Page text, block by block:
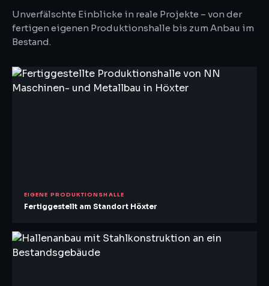
Unverfälschte Einblicke in reale Projekte – von der
fertigen eigenen Produktionshalle bis zum Anbau im
Bestand.
EIGENE PRODUKTIONSHALLE
Fertiggestellt am Standort Höxter